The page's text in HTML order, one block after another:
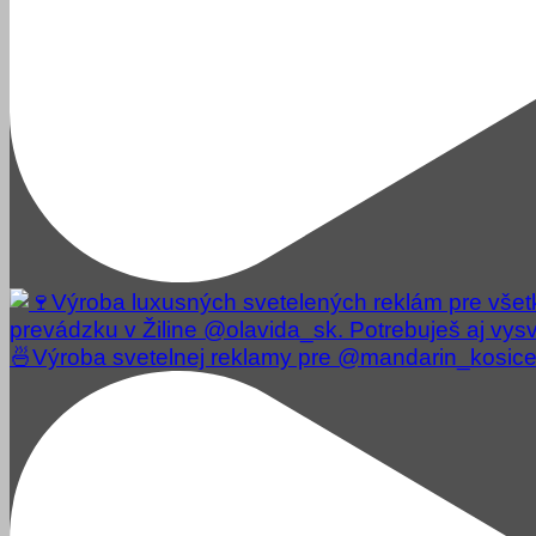
🍜Výroba svetelnej reklamy pre